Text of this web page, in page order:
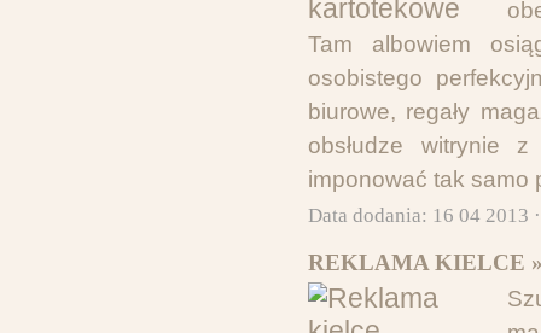
Tam albowiem
osobistego
biurowe, regały
obsłudze witrynie
imponować tak samo
Data dodania: 16 04 2013
REKLAMA KIELCE